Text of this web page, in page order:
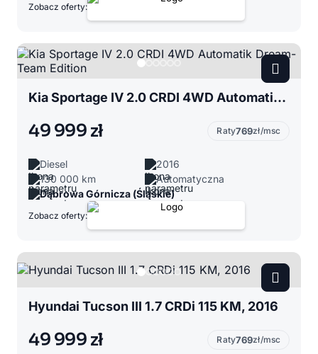
Zobacz oferty:
Kia Sportage IV 2.0 CRDI 4WD Automatik Dream-Team Edition
49 999 zł Raty769zł/msc
Diesel
2016
130 000 km
Automatyczna
Dąbrowa Górnicza (Śląskie)
Zobacz oferty:
Hyundai Tucson III 1.7 CRDi 115 KM, 2016
49 999 zł Raty769zł/msc